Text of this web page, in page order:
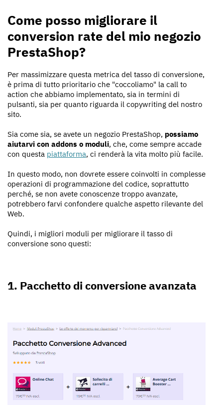
Come posso migliorare il
conversion rate del mio negozio
PrestaShop?
Per massimizzare questa metrica del tasso di conversione,
è prima di tutto prioritario che "coccoliamo" la call to
action che abbiamo implementato, sia in termini di
pulsanti, sia per quanto riguarda il copywriting del nostro
sito.
Sia come sia, se avete un negozio PrestaShop, possiamo
aiutarvi con addons o moduli, che, come sempre accade
con questa piattaforma, ci renderà la vita molto più facile.
In questo modo, non dovrete essere coinvolti in complesse
operazioni di programmazione del codice, soprattutto
perché, se non avete conoscenze troppo avanzate,
potrebbero farvi confondere qualche aspetto rilevante del
Web.
Quindi, i migliori moduli per migliorare il tasso di
conversione sono questi:
1. Pacchetto di conversione avanzata